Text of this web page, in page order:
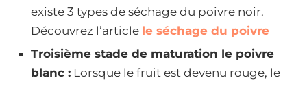
existe 3 types de séchage du poivre noir.
Découvrez l’article le séchage du poivre
Troisième stade de maturation le poivre
blanc : Lorsque le fruit est devenu rouge, le